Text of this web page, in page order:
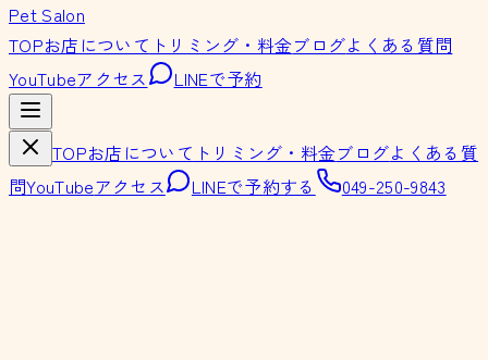
Pet Salon
TOPお店について トリミング・料金ブログよくある質問
YouTubeアクセス LINEで予約
TOPお店について トリミング・料金ブログよくある質
問YouTubeアクセス LINEで予約する 049-250-9843